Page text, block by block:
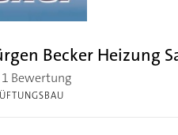
Becker Heizung
1 Bewertung